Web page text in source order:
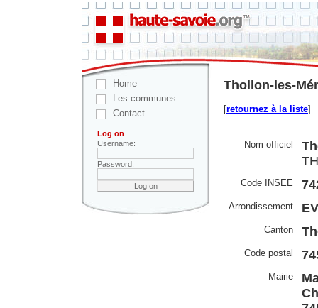
Home
Les communes
Contact
Log on
Username:
Password:
Thollon-les-
[retournez à la liste]
Nom officiel
Code INSEE
Arrondissement
Canton
Code postal
Mairie